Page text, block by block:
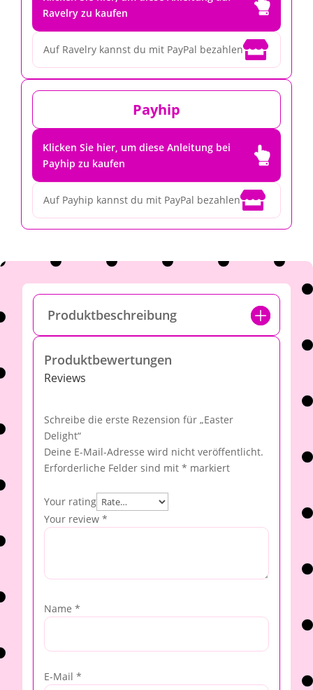
Ravelry zu kaufen

Auf Ravelry kannst du mit PayPal bezahlen
Payhip
Klicken Sie hier, um diese Anleitung bei
Payhip zu kaufen

Auf Payhip kannst du mit PayPal bezahlen
Produktbeschreibung
Produktbewertungen
Reviews
Schreibe die erste Rezension für „Easter
Delight“
Deine E-Mail-Adresse wird nicht veröffentlicht.
Erforderliche Felder sind mit * markiert
Your rating
Your review *
Name *
E-Mail *